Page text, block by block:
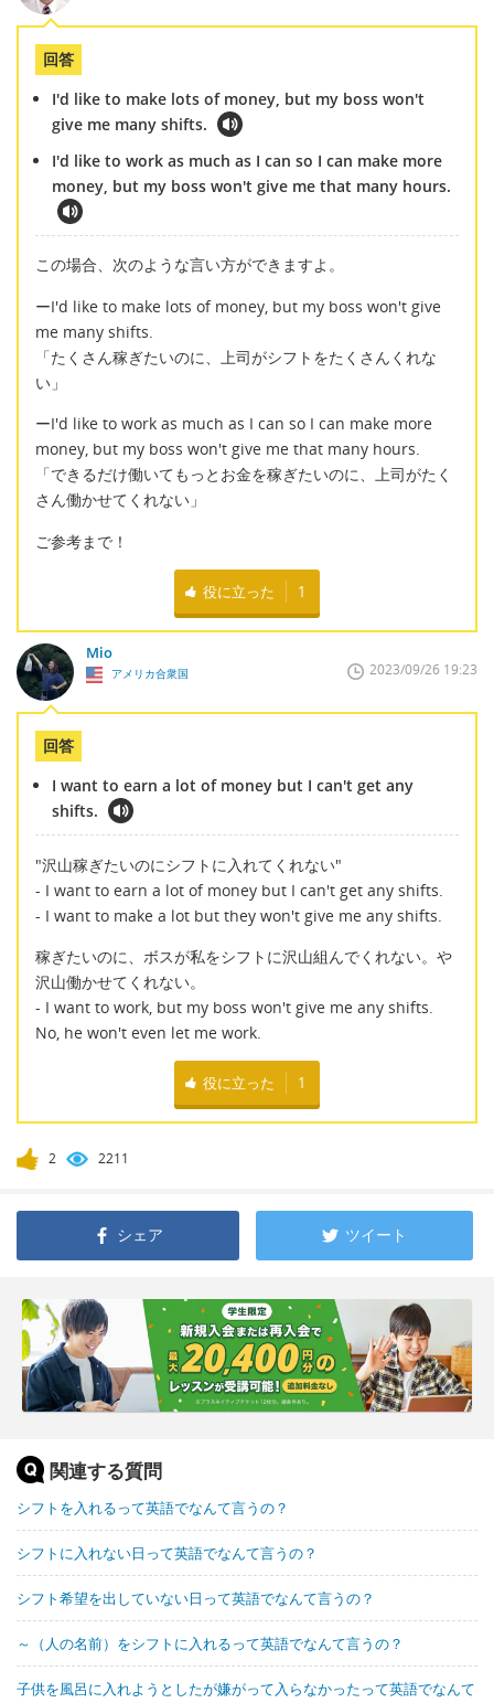
回答
I'd like to make lots of money, but my boss won't
give me many shifts.
I'd like to work as much as I can so I can make more
money, but my boss won't give me that many hours.
この場合、次のような言い方ができますよ。
ーI'd like to make lots of money, but my boss won't give
me many shifts.
「たくさん稼ぎたいのに、上司がシフトをたくさんくれな
い」
ーI'd like to work as much as I can so I can make more
money, but my boss won't give me that many hours.
「できるだけ働いてもっとお金を稼ぎたいのに、上司がたく
さん働かせてくれない」
ご参考まで！
役に立った 1
Mio
アメリカ合衆国 2023/09/26 19:23
回答
I want to earn a lot of money but I can't get any
shifts.
"沢山稼ぎたいのにシフトに入れてくれない"
- I want to earn a lot of money but I can't get any shifts.
- I want to make a lot but they won't give me any shifts.
稼ぎたいのに、ボスが私をシフトに沢山組んでくれない。や
沢山働かせてくれない。
- I want to work, but my boss won't give me any shifts.
No, he won't even let me work.
役に立った 1
2 2211
シェア ツイート
関連する質問
シフトを入れるって英語でなんて言うの？
シフトに入れない日って英語でなんて言うの？
シフト希望を出していない日って英語でなんて言うの？
～（人の名前）をシフトに入れるって英語でなんて言うの？
子供を風呂に入れようとしたが嫌がって入らなかったって英語でなんて